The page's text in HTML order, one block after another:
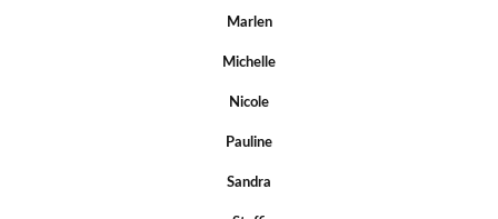
Marlen
Michelle
Nicole
Pauline
Sandra